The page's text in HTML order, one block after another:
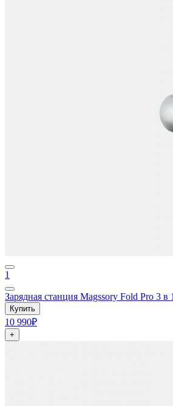
1
Зарядная станция Magssory Fold Pro 3 в
Купить
10 990₽
+